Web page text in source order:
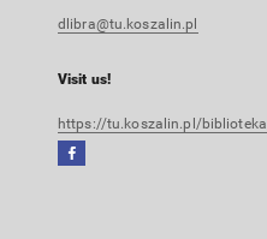
dlibra@tu.koszalin.pl
Visit us!
https://tu.koszalin.pl/biblioteka
Facebook